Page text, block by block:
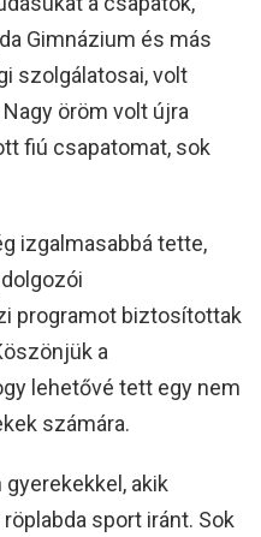
Gimnázium és más
szolgálatosai, volt
öröm volt újra
fiú csapatomat, sok
izgalmasabbá tette,
programot biztosítottak
a
lehetővé tett egy nem
számára.
akik
sport iránt. Sok